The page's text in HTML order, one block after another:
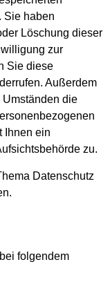
Sie haben
Löschung dieser
zur
Sie diese
Außerdem
Umständen die
Ihnen ein
zu.
Datenschutz
folgendem